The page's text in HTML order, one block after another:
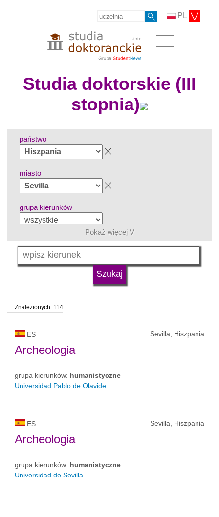
PL
Studia doktorskie (III
stopnia)
państwo
miasto
grupa kierunków
język
status uczelni
Pokaż więcej V
Znalezionych: 114
ES Sevilla, Hiszpania
Archeologia
grupa kierunków: humanistyczne
Universidad Pablo de Olavide
ES Sevilla, Hiszpania
Archeologia
grupa kierunków: humanistyczne
Universidad de Sevilla